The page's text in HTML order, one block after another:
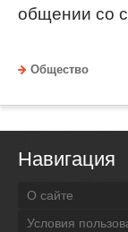
общении со
Общество
Навигация
О сайте
Условия